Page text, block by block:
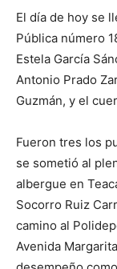
El día de hoy se
Pública número
Estela García
Antonio Prado
Guzmán, y el
Fueron tres los
se sometió al
albergue en
Socorro Ruiz
camino al
Avenida